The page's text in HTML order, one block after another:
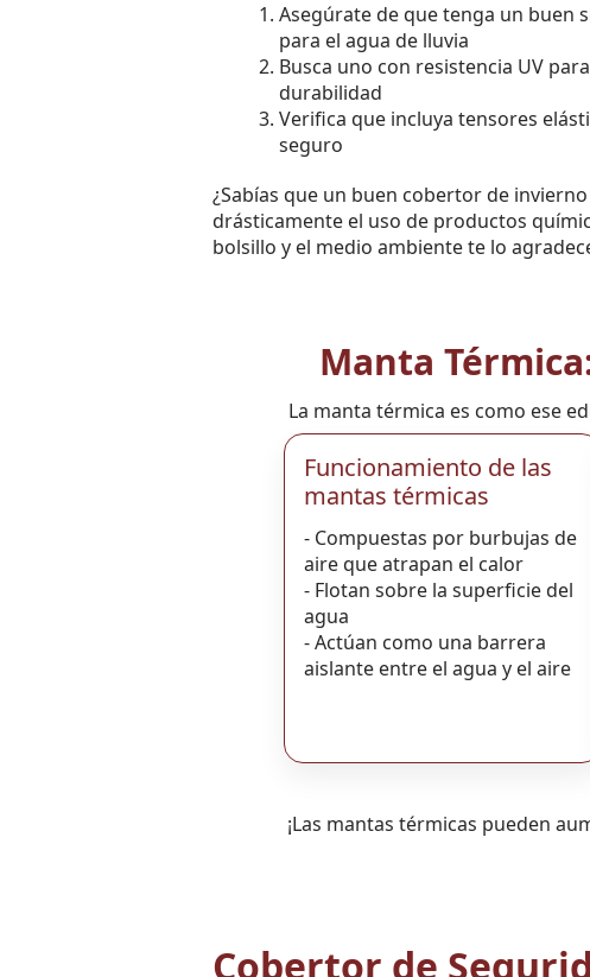
Asegúrate de que tenga un buen
para el agua de lluvia
Busca uno con resistencia UV
durabilidad
Verifica que incluya tensores
seguro
¿Sabías que un buen cobertor de
drásticamente el uso de productos
bolsillo y el medio ambiente te lo
Manta
La manta térmica es como ese
Funcionamiento de las
mantas térmicas
- Compuestas por burbujas de
aire que atrapan el calor
- Flotan sobre la superficie del
agua
- Actúan como una barrera
aislante entre el agua y el aire
¡Las mantas térmicas pueden
Cobertor de